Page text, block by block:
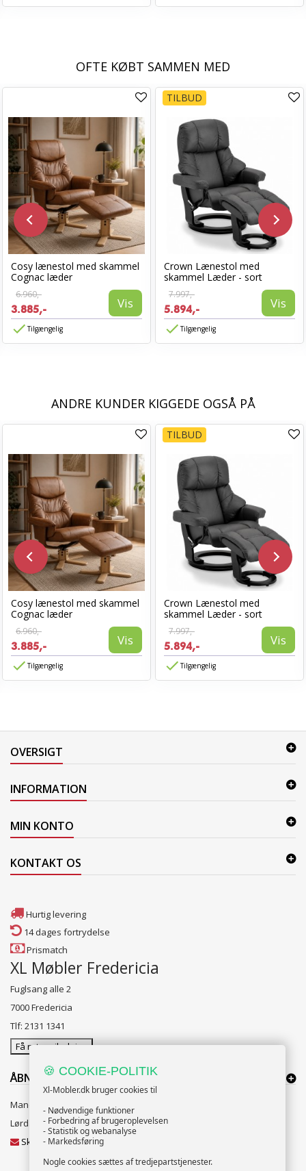
OFTE KØBT SAMMEN MED
Cosy lænestol med skammel
Cognac læder
6.960,-
3.885,- Vis
Tilgængelig
TILBUD
Crown Lænestol med
skammel Læder - sort
7.997,-
5.894,- Vis
Tilgængelig
ANDRE KUNDER KIGGEDE OGSÅ PÅ
Cosy lænestol med skammel
Cognac læder
6.960,-
3.885,- Vis
Tilgængelig
TILBUD
Crown Lænestol med
skammel Læder - sort
7.997,-
5.894,- Vis
Tilgængelig
OVERSIGT
INFORMATION
MIN KONTO
KONTAKT OS
Hurtig levering
14 dages fortrydelse
Prismatch
XL Møbler Fredericia
Fuglsang alle 2
7000 Fredericia
Tlf: 2131 1341
Få rutevejledning
ÅBNINGSTIDER:
Mandag til Fredag 10:00 til 18:00
Lørdag og Søndag 10:00 til 16:00
Skriv til vores kundeservice
🍪 COOKIE-POLITIK
Xl-Mobler.dk bruger cookies til
- Nødvendige funktioner
- Forbedring af brugeroplevelsen
- Statistik og webanalyse
- Markedsføring
Nogle cookies sættes af tredjepartstjenester.